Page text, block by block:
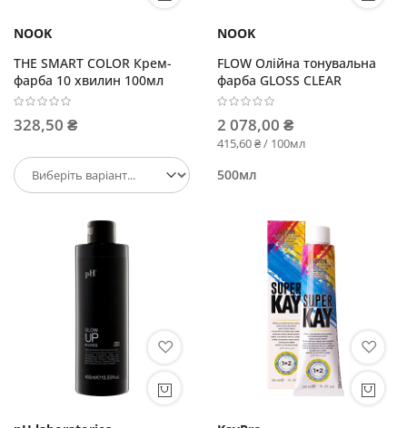
NOOK
THE SMART COLOR Крем-
фарба 10 хвилин 100мл
328,50 ₴
NOOK
FLOW Олійна тонувальна
фарба GLOSS CLEAR
2 078,00 ₴
415,60 ₴ / 100мл
500мл